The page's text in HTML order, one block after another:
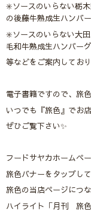
✳️ソースのいらない栃
の後藤牛熟成生ハンバ
✳️ソースのいらない大
毛和牛熟成生ハンバーグ
等などをご案内してお
電子書籍ですので、旅
いつでも『旅色』でお
ぜひご覧下さい✨
フードサヤカホームペ
旅色バナーをタップして
旅色の当店ページにつ
ハイライト「月刊 旅